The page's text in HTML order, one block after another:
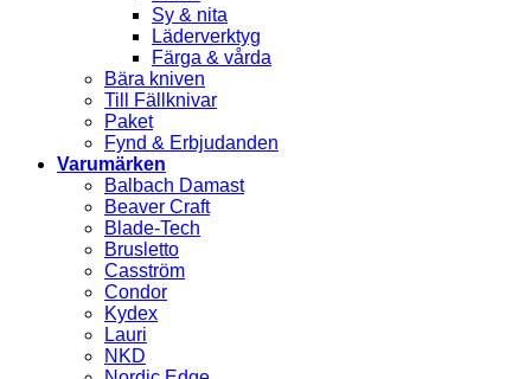
Sy & nita
Läderverktyg
Färga & vårda
Bära kniven
Till Fällknivar
Paket
Fynd & Erbjudanden
Varumärken
Balbach Damast
Beaver Craft
Blade-Tech
Brusletto
Casström
Condor
Kydex
Lauri
NKD